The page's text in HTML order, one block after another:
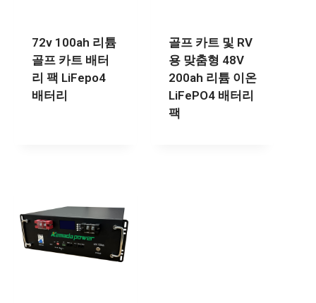
72v 100ah 리튬
골프 카트 배터
리 팩 LiFepo4
배터리
골프 카트 및 RV
용 맞춤형 48V
200ah 리튬 이온
LiFePO4 배터리
팩